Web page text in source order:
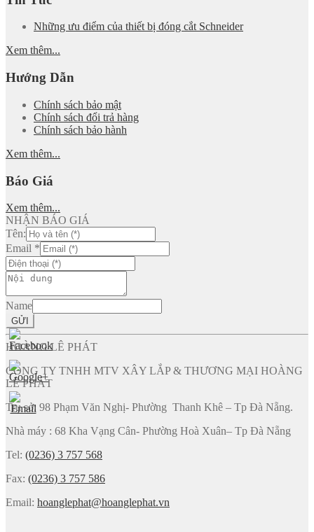
Những ưu điểm của thiết bị đóng cắt Schneider
Xem thêm...
Hướng Dẫn
Chính sách bảo mật
Chính sách đổi trả hàng
Chính sách bảo hành
Xem thêm...
Báo Giá
Xem thêm...
NHẬN BÁO GIÁ
Tên:
Email *
Name
GỬI
HOÀNG LÊ PHÁT
CÔNG TY TNHH MTV XÂY LẮP & THƯƠNG MẠI HOÀNG
LÊ PHÁT
Trụ sở: 98 Phạm Văn Nghị- Phường Thanh Khê – Tp Đà Nẵng.
Nhà máy : 68 Kha Vạng Cân- Phường Hoà Xuân– Tp Đà Nẵng
Tel: (0236) 3 757 568
Fax: (0236) 3 757 586
Email: hoanglephat@hoanglephat.vn